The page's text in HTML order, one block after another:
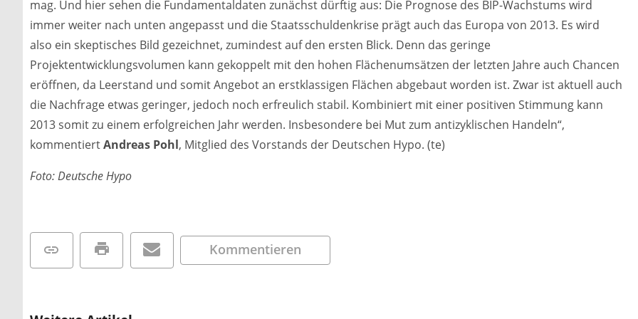
mag. Und hier sehen die Fundamentaldaten zunächst dürftig aus: Die Prognose des BIP-Wachstums wird
immer weiter nach unten angepasst und die Staatsschuldenkrise prägt auch das Europa von 2013. Es wird
also ein skeptisches Bild gezeichnet, zumindest auf den ersten Blick. Denn das geringe
Projektentwicklungsvolumen kann gekoppelt mit den hohen Flächenumsätzen der letzten Jahre auch Chancen
eröffnen, da Leerstand und somit Angebot an erstklassigen Flächen abgebaut worden ist. Zwar ist aktuell auch
die Nachfrage etwas geringer, jedoch noch erfreulich stabil. Kombiniert mit einer positiven Stimmung kann
2013 somit zu einem erfolgreichen Jahr werden. Insbesondere bei Mut zum antizyklischen Handeln“,
kommentiertAndreas Pohl, Mitglied des Vorstands der Deutschen Hypo. (te)
Foto: Deutsche Hypo
Kommentieren